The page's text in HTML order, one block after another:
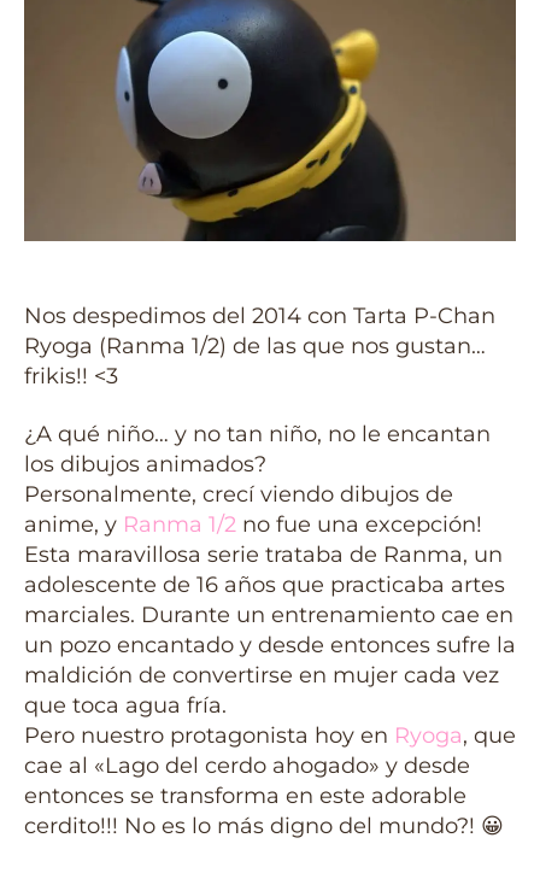
Nos despedimos del 2014 con Tarta P-Chan
Ryoga (Ranma 1/2) de las que nos gustan…
frikis!! <3
¿A qué niño… y no tan niño, no le encantan
los dibujos animados?
Personalmente, crecí viendo dibujos de
anime, y Ranma 1/2 no fue una excepción!
Esta maravillosa serie trataba de Ranma, un
adolescente de 16 años que practicaba artes
marciales. Durante un entrenamiento cae en
un pozo encantado y desde entonces sufre la
maldición de convertirse en mujer cada vez
que toca agua fría.
Pero nuestro protagonista hoy en Ryoga, que
cae al «Lago del cerdo ahogado» y desde
entonces se transforma en este adorable
cerdito!!! No es lo más digno del mundo?! 😀